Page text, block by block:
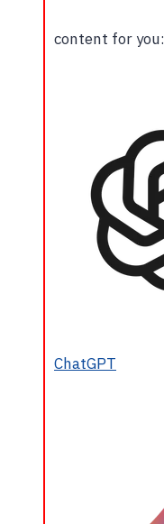
content for you:
ChatGPT